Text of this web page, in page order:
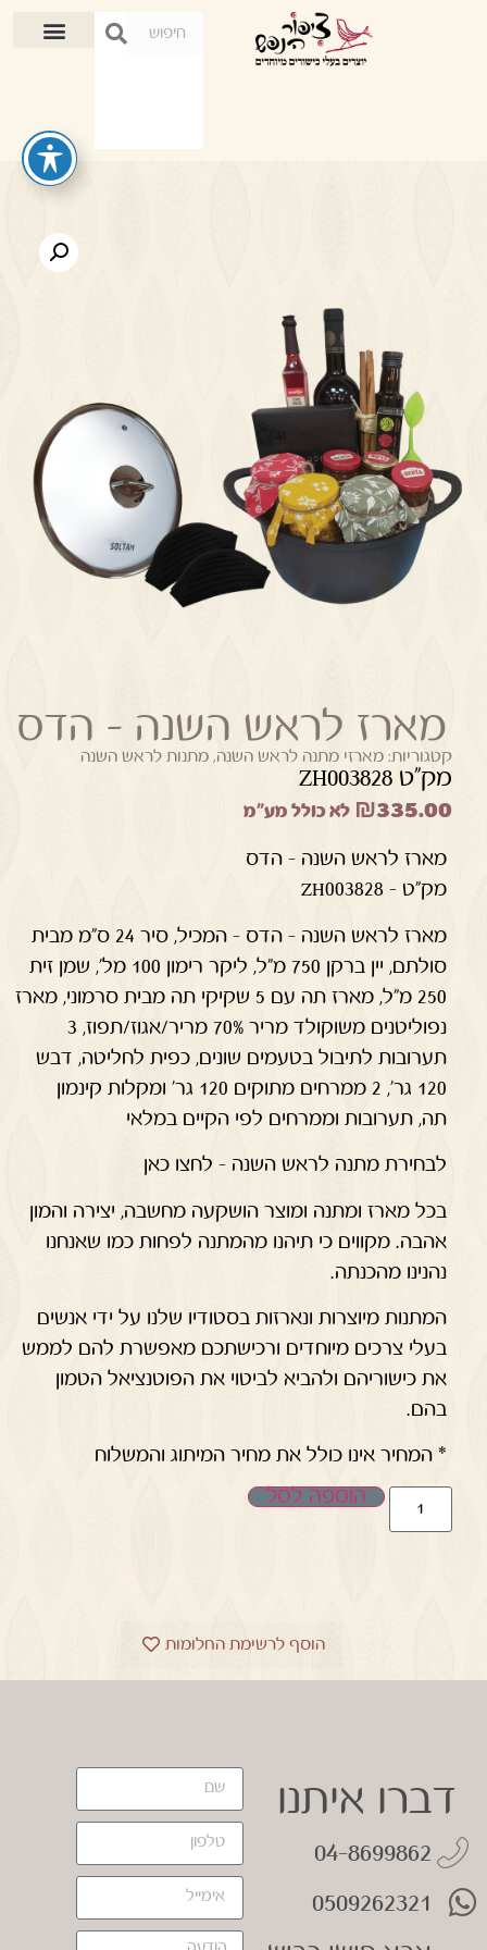
מארז לראש השנה – הדס
קטגוריות: מארזי מתנה לראש השנה,מתנות לראש השנה
מק"ט ZH003828
₪335.00 לא כולל מע"מ
מארז לראש השנה – הדס
מק"ט – ZH003828
מארז לראש השנה – הדס – המכיל, סיר 24 ס"מ מבית
סולתם, יין ברקן 750 מ"ל, ליקר רימון 100 מל', שמן זית
250 מ"ל, מארז תה עם 5 שקיקי תה מבית סרמוני, מארז
נפוליטנים משוקולד מריר 70% מריר/אגוז/תפוז, 3
תערובות לתיבול בטעמים שונים, כפית לחליטה, דבש
120 גר', 2 ממרחים מתוקים 120 גר' ומקלות קינמון
תה, תערובות וממרחים לפי הקיים במלאי
לבחירת מתנה לראש השנה – לחצו כאן
בכל מארז ומתנה ומוצר הושקעה מחשבה, יצירה והמון
אהבה. מקווים כי תיהנו מהמתנה לפחות כמו שאנחנו
נהנינו מהכנתה.
המתנות מיוצרות ונארזות בסטודיו שלנו על ידי אנשים
בעלי צרכים מיוחדים ורכישתכם מאפשרת להם לממש
את כישוריהם ולהביא לביטוי את הפוטנציאל הטמון
בהם.
* המחיר אינו כולל את מחיר המיתוג והמשלוח
הוספה לסל
הוסף לרשימת החלומות
דברו איתנו
04-8699862
0509262321